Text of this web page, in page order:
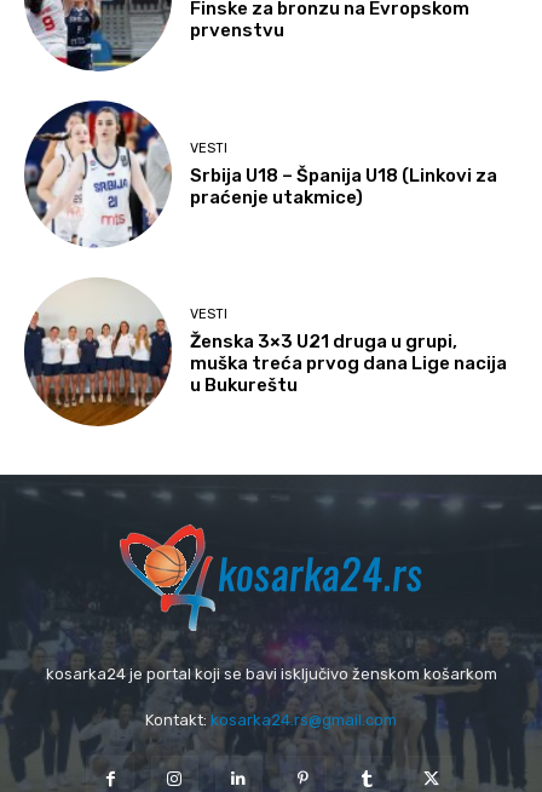
Finske za bronzu na Evropskom
prvenstvu
VESTI
Srbija U18 – Španija U18 (Linkovi za
praćenje utakmice)
VESTI
Ženska 3×3 U21 druga u grupi,
muška treća prvog dana Lige nacija
u Bukureštu
kosarka24 je portal koji se bavi isključivo ženskom košarkom
Kontakt: kosarka24.rs@gmail.com